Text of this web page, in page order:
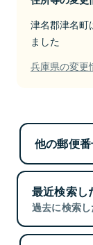
津名郡津名町
ました
兵庫県の変更
他の郵便
最近検索し
過去に検索し